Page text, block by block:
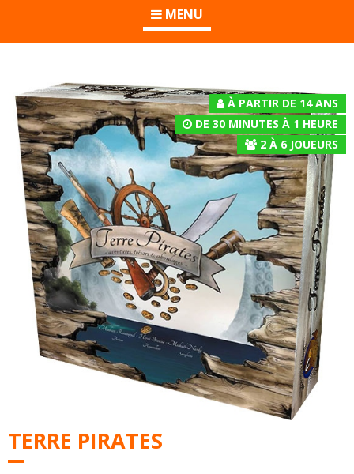
MENU
À PARTIR DE 14 ANS
DE 30 MINUTES À 1 HEURE
2 À 6 JOUEURS
TERRE PIRATES